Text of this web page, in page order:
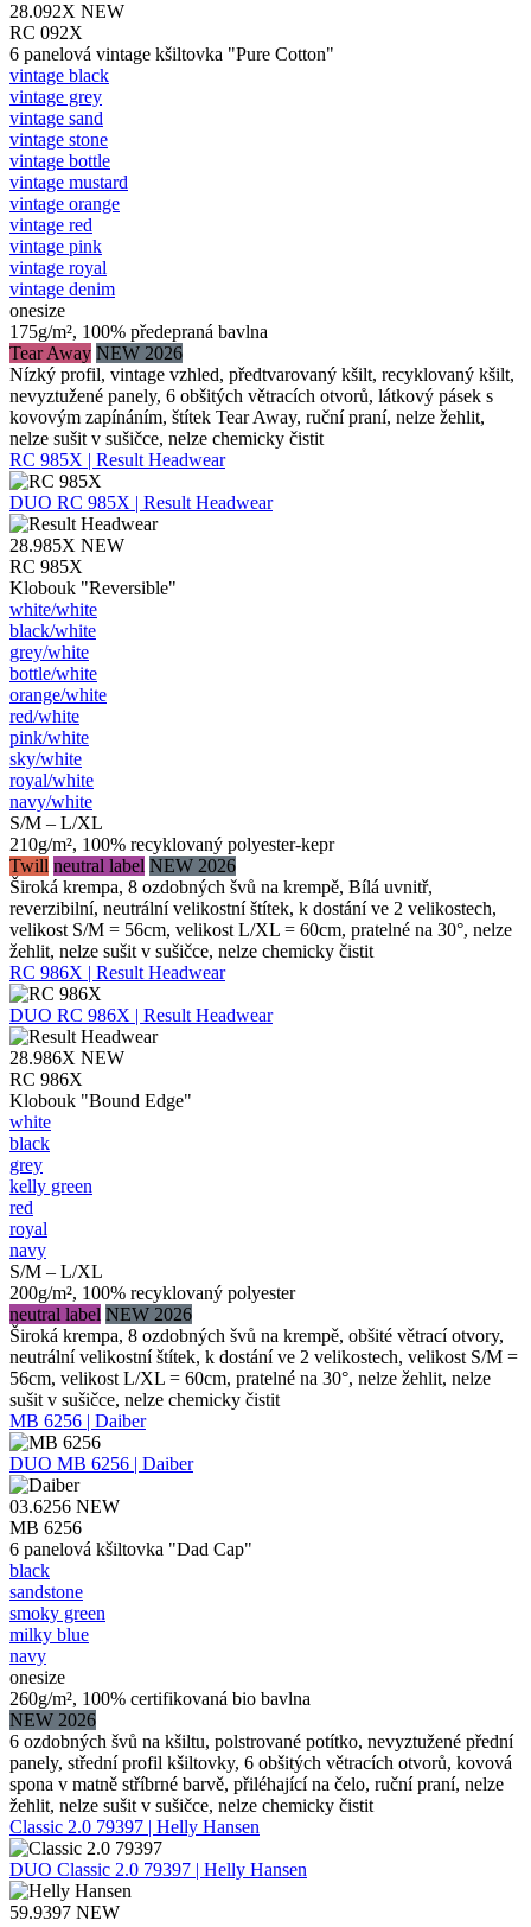
28.092X NEW
RC 092X
6 panelová vintage kšiltovka "Pure Cotton"
vintage black
vintage grey
vintage sand
vintage stone
vintage bottle
vintage mustard
vintage orange
vintage red
vintage pink
vintage royal
vintage denim
onesize
175g/m², 100% předepraná bavlna
Tear Away NEW 2026
Nízký profil, vintage vzhled, předtvarovaný kšilt, recyklovaný kšilt,
nevyztužené panely, 6 obšitých větracích otvorů, látkový pásek s
kovovým zapínáním, štítek Tear Away, ruční praní, nelze žehlit,
nelze sušit v sušičce, nelze chemicky čistit
RC 985X | Result Headwear
DUO RC 985X | Result Headwear
28.985X NEW
RC 985X
Klobouk "Reversible"
white/​white
black/​white
grey/​white
bottle/​white
orange/​white
red/​white
pink/​white
sky/​white
royal/​white
navy/​white
S/M – L/XL
210g/m², 100% recyklovaný polyester-kepr
Twill neutral label NEW 2026
Široká krempa, 8 ozdobných švů na krempě, Bílá uvnitř,
reverzibilní, neutrální velikostní štítek, k dostání ve 2 velikostech,
velikost S/M = 56cm, velikost L/XL = 60cm, pratelné na 30°, nelze
žehlit, nelze sušit v sušičce, nelze chemicky čistit
RC 986X | Result Headwear
DUO RC 986X | Result Headwear
28.986X NEW
RC 986X
Klobouk "Bound Edge"
white
black
grey
kelly green
red
royal
navy
S/M – L/XL
200g/m², 100% recyklovaný polyester
neutral label NEW 2026
Široká krempa, 8 ozdobných švů na krempě, obšité větrací otvory,
neutrální velikostní štítek, k dostání ve 2 velikostech, velikost S/M =
56cm, velikost L/XL = 60cm, pratelné na 30°, nelze žehlit, nelze
sušit v sušičce, nelze chemicky čistit
MB 6256 | Daiber
DUO MB 6256 | Daiber
03.6256 NEW
MB 6256
6 panelová kšiltovka "Dad Cap"
black
sandstone
smoky green
milky blue
navy
onesize
260g/m², 100% certifikovaná bio bavlna
NEW 2026
6 ozdobných švů na kšiltu, polstrované potítko, nevyztužené přední
panely, střední profil kšiltovky, 6 obšitých větracích otvorů, kovová
spona v matně stříbrné barvě, přiléhající na čelo, ruční praní, nelze
žehlit, nelze sušit v sušičce, nelze chemicky čistit
Classic 2.0 79397 | Helly Hansen
DUO Classic 2.0 79397 | Helly Hansen
59.9397 NEW